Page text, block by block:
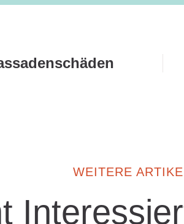
WEITERE